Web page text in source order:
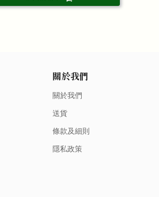
關於我們
關於我們
送貨
條款及細則
隱私政策